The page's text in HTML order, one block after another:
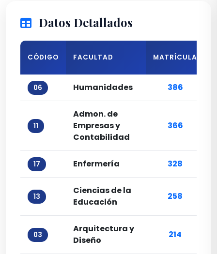
Datos Detallados
CÓDIGO FACULTAD MATRÍCULA
06 Humanidades 386
11
Admon. de
Empresas y
Contabilidad
366
17 Enfermería 328
13
Ciencias de la
Educación
258
03
Arquitectura y
Diseño
214